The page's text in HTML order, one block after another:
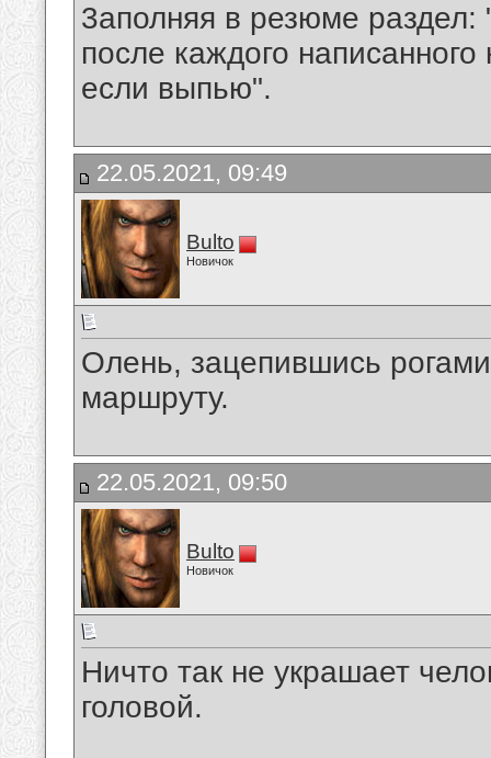
3аполняя в резюме
после каждого
если выпью".
22.05.2021, 09:49
Bulto
Новичок
Олень, зацепившись
маршруту.
22.05.2021, 09:50
Bulto
Новичок
Ничто так не украшает
головой.